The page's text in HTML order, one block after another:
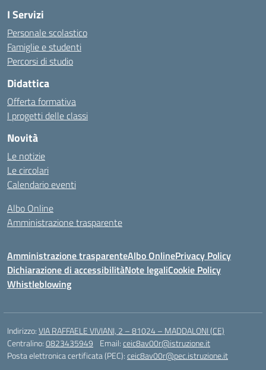
I Servizi
Personale scolastico
Famiglie e studenti
Percorsi di studio
Didattica
Offerta formativa
I progetti delle classi
Novità
Le notizie
Le circolari
Calendario eventi
Albo Online
Amministrazione trasparente
Amministrazione trasparenteAlbo OnlinePrivacy Policy
Dichiarazione di accessibilitàNote legaliCookie Policy
Whistleblowing
Indirizzo:VIA RAFFAELE VIVIANI, 2 – 81024 – MADDALONI (CE)
Centralino:0823435949 Email:ceic8av00r@istruzione.it
Posta elettronica certificata (PEC):ceic8av00r@pec.istruzione.it